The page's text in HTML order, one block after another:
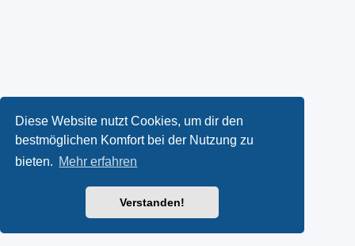
Diese Website nutzt Cookies, um dir den
bestmöglichen Komfort bei der Nutzung zu
bieten. Mehr erfahren
Verstanden!